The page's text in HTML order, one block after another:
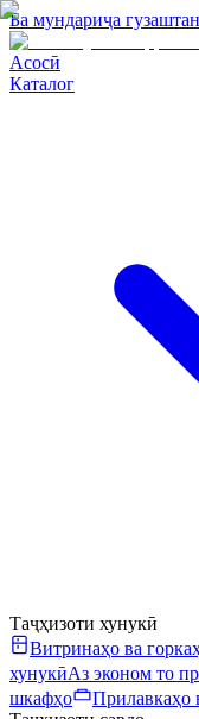
Ба мундариҷа гузаштан
Асосӣ
Каталог
Таҷҳизоти хунукӣ
Витринаҳо ва
хунукӣАз эконом то
шкафҳо
Прилавкаҳо